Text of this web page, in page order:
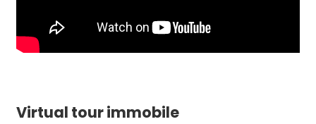
Virtual tour immobile